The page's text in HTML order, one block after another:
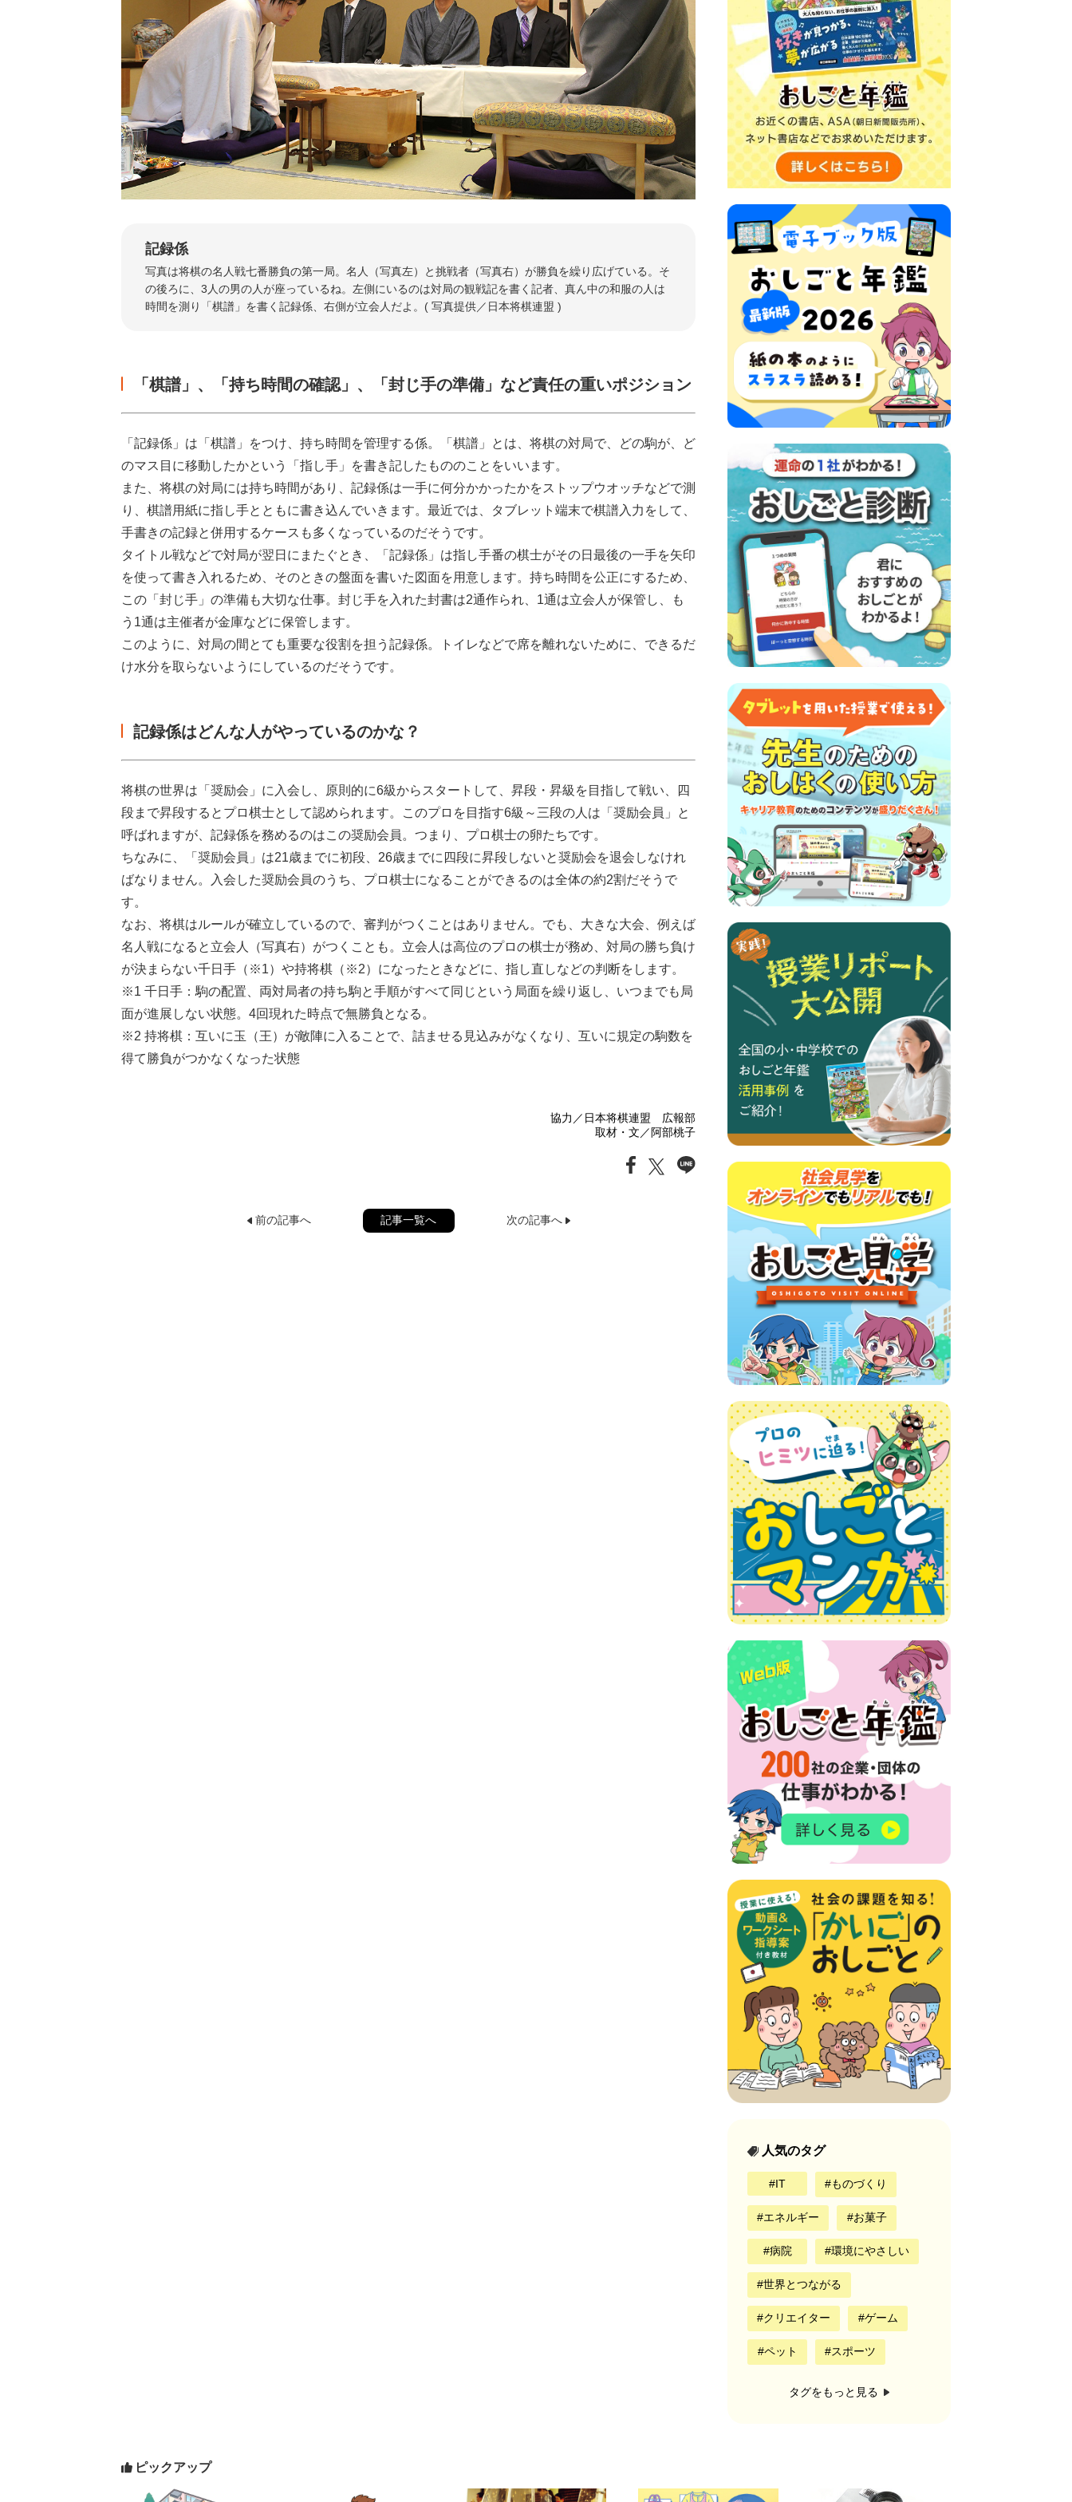
記録係
写真は将棋の名人戦七番勝負の第一局。名人（写真左）と挑戦者（写真右）が勝負を繰り広げている。そ
の後ろに、3人の男の人が座っているね。左側にいるのは対局の観戦記を書く記者、真ん中の和服の人は
時間を測り「棋譜」を書く記録係、右側が立会人だよ。( 写真提供／日本将棋連盟 )
「棋譜」、「持ち時間の確認」、「封じ手の準備」など責任の重いポジション
「記録係」は「棋譜」をつけ、持ち時間を管理する係。「棋譜」とは、将棋の対局で、どの駒が、ど
のマス目に移動したかという「指し手」を書き記したもののことをいいます。
また、将棋の対局には持ち時間があり、記録係は一手に何分かかったかをストップウオッチなどで測
り、棋譜用紙に指し手とともに書き込んでいきます。最近では、タブレット端末で棋譜入力をして、
手書きの記録と併用するケースも多くなっているのだそうです。
タイトル戦などで対局が翌日にまたぐとき、「記録係」は指し手番の棋士がその日最後の一手を矢印
を使って書き入れるため、そのときの盤面を書いた図面を用意します。持ち時間を公正にするため、
この「封じ手」の準備も大切な仕事。封じ手を入れた封書は2通作られ、1通は立会人が保管し、も
う1通は主催者が金庫などに保管します。
このように、対局の間とても重要な役割を担う記録係。トイレなどで席を離れないために、できるだ
け水分を取らないようにしているのだそうです。
記録係はどんな人がやっているのかな？
将棋の世界は「奨励会」に入会し、原則的に6級からスタートして、昇段・昇級を目指して戦い、四
段まで昇段するとプロ棋士として認められます。このプロを目指す6級～三段の人は「奨励会員」と
呼ばれますが、記録係を務めるのはこの奨励会員。つまり、プロ棋士の卵たちです。
ちなみに、「奨励会員」は21歳までに初段、26歳までに四段に昇段しないと奨励会を退会しなけれ
ばなりません。入会した奨励会員のうち、プロ棋士になることができるのは全体の約2割だそうで
す。
なお、将棋はルールが確立しているので、審判がつくことはありません。でも、大きな大会、例えば
名人戦になると立会人（写真右）がつくことも。立会人は高位のプロの棋士が務め、対局の勝ち負け
が決まらない千日手（※1）や持将棋（※2）になったときなどに、指し直しなどの判断をします。
※1 千日手：駒の配置、両対局者の持ち駒と手順がすべて同じという局面を繰り返し、いつまでも局
面が進展しない状態。4回現れた時点で無勝負となる。
※2 持将棋：互いに玉（王）が敵陣に入ることで、詰ませる見込みがなくなり、互いに規定の駒数を
得て勝負がつかなくなった状態
協力／日本将棋連盟 広報部
取材・文／阿部桃子
前の記事へ 記事一覧へ 次の記事へ
人気のタグ
IT ものづくり
エネルギー お菓子
病院 環境にやさしい
世界とつながる
クリエイター ゲーム
ペット スポーツ
タグをもっと見る
ピックアップ